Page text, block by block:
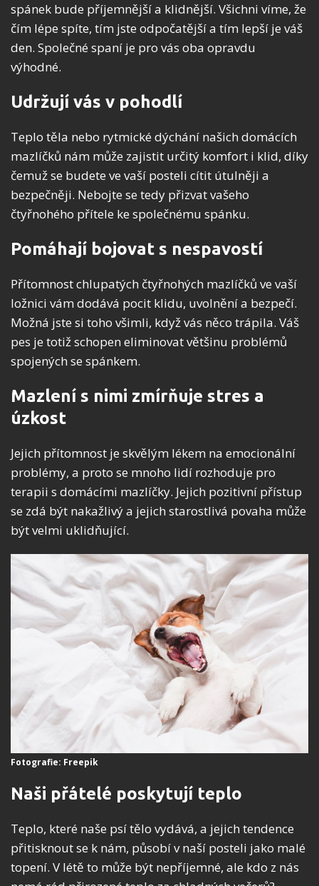
spánek bude příjemnější a klidnější. Všichni víme, že
čím lépe spíte, tím jste odpočatější a tím lepší je váš
den. Společné spaní je pro vás oba opravdu
výhodné.
Udržují vás v pohodlí
Teplo těla nebo rytmické dýchání našich domácích
mazlíčků nám může zajistit určitý komfort i klid, díky
čemuž se budete ve vaší posteli cítit útulněji a
bezpečněji. Nebojte se tedy přizvat vašeho
čtyřnohého přítele ke společnému spánku.
Pomáhají bojovat s nespavostí
Přítomnost chlupatých čtyřnohých mazlíčků ve vaší
ložnici vám dodává pocit klidu, uvolnění a bezpečí.
Možná jste si toho všimli, když vás něco trápila. Váš
pes je totiž schopen eliminovat většinu problémů
spojených se spánkem.
Mazlení s nimi zmírňuje stres a
úzkost
Jejich přítomnost je skvělým lékem na emocionální
problémy, a proto se mnoho lidí rozhoduje pro
terapii s domácími mazlíčky. Jejich pozitivní přístup
se zdá být nakažlivý a jejich starostlivá povaha může
být velmi uklidňující.
Fotografie: Freepik
Naši přátelé poskytují teplo
Teplo, které naše psí tělo vydává, a jejich tendence
přitisknout se k nám, působí v naší posteli jako malé
topení. V létě to může být nepříjemné, ale kdo z nás